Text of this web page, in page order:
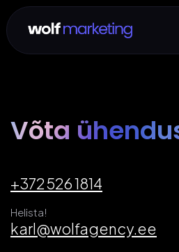
Võta
+372 526 1814
Helista!
karl@wolfagency.ee